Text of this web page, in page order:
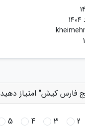
فارس کیش" امتیاز دهید
2
3
4
5